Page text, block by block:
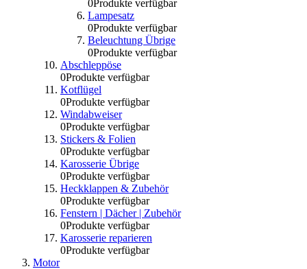
0Produkte verfügbar
Lampesatz
0Produkte verfügbar
Beleuchtung Übrige
0Produkte verfügbar
Abschleppöse
0Produkte verfügbar
Kotflügel
0Produkte verfügbar
Windabweiser
0Produkte verfügbar
Stickers & Folien
0Produkte verfügbar
Karosserie Übrige
0Produkte verfügbar
Heckklappen & Zubehör
0Produkte verfügbar
Fenstern | Dächer | Zubehör
0Produkte verfügbar
Karosserie reparieren
0Produkte verfügbar
Motor